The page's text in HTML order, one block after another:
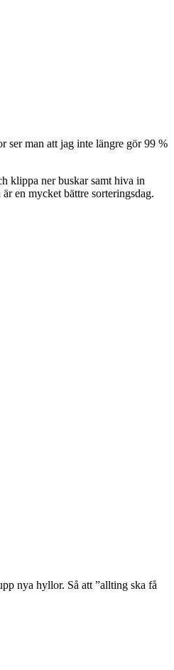
ser man att jag inte längre gör 99 %
klippa ner buskar samt hiva in
en mycket bättre sorteringsdag.
nya hyllor. Så att ”allting ska få